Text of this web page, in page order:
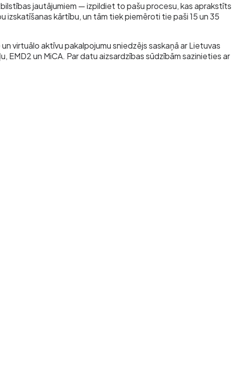
jautājumiem — izpildiet to pašu procesu, kas aprakstīts
kārtību, un tām tiek piemēroti tie paši 15 un 35
virtuālo aktīvu pakalpojumu sniedzējs saskaņā ar Lietuvas
EMD2 un MiCA. Par datu aizsardzības sūdzībām sazinieties ar